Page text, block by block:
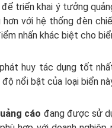
triển khai ý tưởng
với hệ thống đèn
nhấn khác biệt cho
huy tác dụng tốt
nổi bật của loại biển
cáo đang được sử